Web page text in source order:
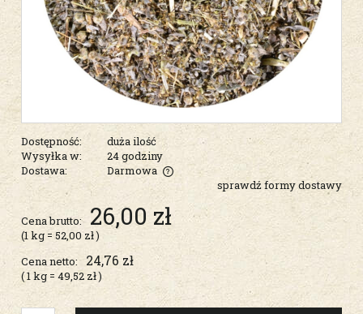
Dostępność:
duża ilość
Wysyłka w:
24 godziny
Dostawa:
Darmowa
Cena nie zawiera ewentualnych kosztów płatności
sprawdź formy dostawy
Cena brutto: 26,00 zł
(1kg = 52,00 zł)
Cena netto:
24,76 zł
( 1kg = 49,52 zł)